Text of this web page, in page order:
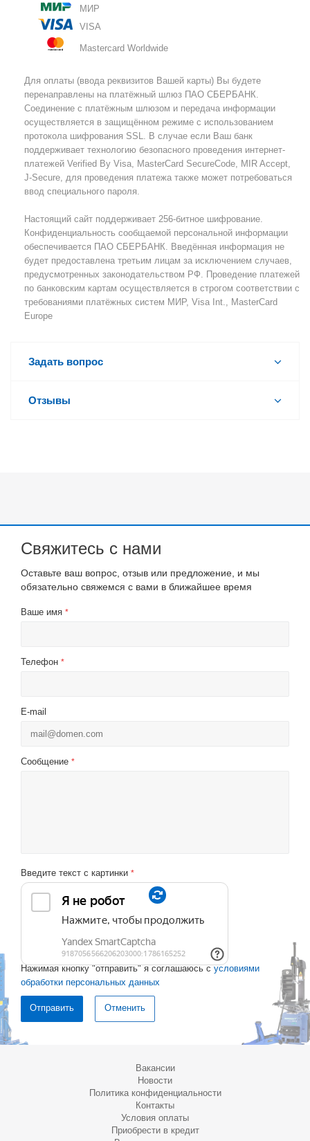
МИР
VISA
Mastercard Worldwide
Для оплаты (ввода реквизитов Вашей карты) Вы будете
перенаправлены на платёжный шлюз ПАО СБЕРБАНК.
Соединение с платёжным шлюзом и передача информации
осуществляется в защищённом режиме с использованием
протокола шифрования SSL. В случае если Ваш банк
поддерживает технологию безопасного проведения интернет-
платежей Verified By Visa, MasterCard SecureCode, MIR Accept,
J-Secure, для проведения платежа также может потребоваться
ввод специального пароля.
Настоящий сайт поддерживает 256-битное шифрование.
Конфиденциальность сообщаемой персональной информации
обеспечивается ПАО СБЕРБАНК. Введённая информация не
будет предоставлена третьим лицам за исключением случаев,
предусмотренных законодательством РФ. Проведение платежей
по банковским картам осуществляется в строгом соответствии с
требованиями платёжных систем МИР, Visa Int., MasterCard
Europe
Задать вопрос
Отзывы
Свяжитесь с нами
Оставьте ваш вопрос, отзыв или предложение, и мы
обязательно свяжемся с вами в ближайшее время
Ваше имя *
Телефон *
E-mail
Сообщение *
Введите текст с картинки *
Нажимая кнопку "отправить" я соглашаюсь с условиями
обработки персональных данных
Отменить
Вакансии
Новости
Политика конфиденциальности
Контакты
Условия оплаты
Приобрести в кредит